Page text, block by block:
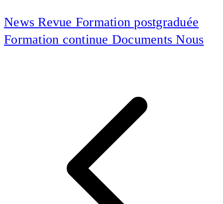
NewsRevue Formation postgraduée
Formation continue DocumentsNous